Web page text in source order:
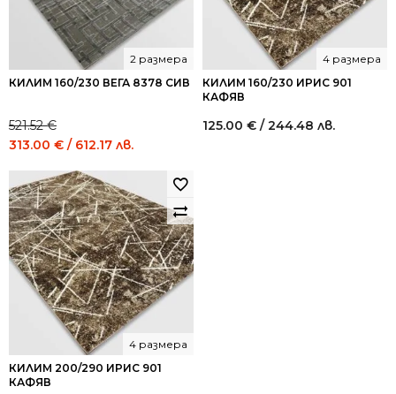
КИЛИМ 160/230 ВЕГА 8378 СИВ
2 размера
521.52€
Original
was:
521.52 €
/
1,020.00
лв..
313.00 € / 612.17 лв.
313.00 €
/
612.17
лв..
КИЛИМ 160/230 ИРИС 901
КАФЯВ
4 размера
125.00 € / 244.48 лв.
КИЛИМ 200/290 ИРИС 901
КАФЯВ
4 размера